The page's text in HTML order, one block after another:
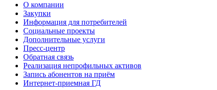
О компании
Закупки
Информация для потребителей
Социальные проекты
Дополнительные услуги
Пресс-центр
Обратная связь
Реализация непрофильных активов
Запись абонентов на приём
Интернет-приемная ГД